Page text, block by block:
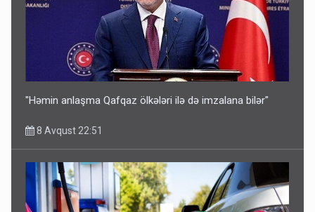
"Həmin anlaşma Qafqaz ölkələri ilə də imzalana bilər"
8 Avqust 22:51